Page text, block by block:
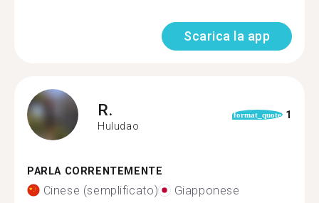
Scarica la app
R.
Huludao
format_quote 1
PARLA CORRENTEMENTE
Cinese (semplificato) Giapponese